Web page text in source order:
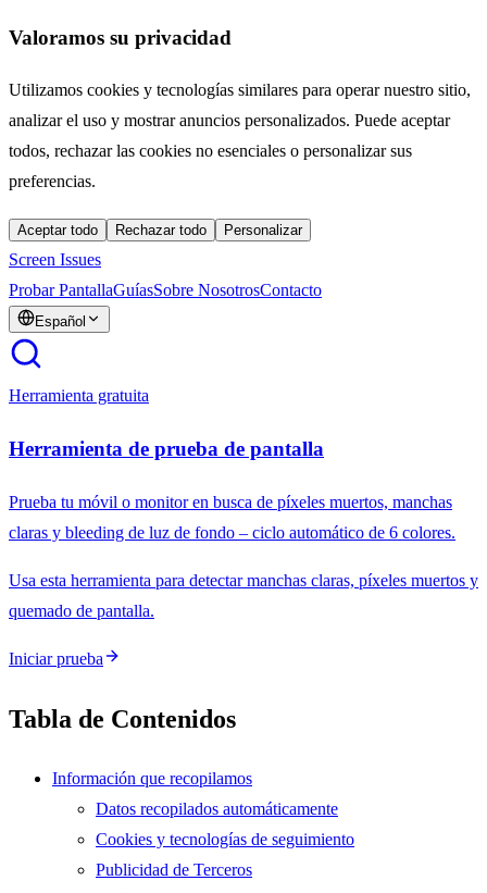
Valoramos su privacidad
Utilizamos cookies y tecnologías similares para operar nuestro sitio,
analizar el uso y mostrar anuncios personalizados. Puede aceptar
todos, rechazar las cookies no esenciales o personalizar sus
preferencias.
Aceptar todo Rechazar todo Personalizar
Screen Issues
Probar PantallaGuíasSobre NosotrosContacto
Español
Herramienta gratuita
Herramienta de prueba de pantalla
Prueba tu móvil o monitor en busca de píxeles muertos, manchas
claras y bleeding de luz de fondo – ciclo automático de 6 colores.
Usa esta herramienta para detectar manchas claras, píxeles muertos y
quemado de pantalla.
Iniciar prueba
Tabla de Contenidos
Información que recopilamos
Datos recopilados automáticamente
Cookies y tecnologías de seguimiento
Publicidad de Terceros